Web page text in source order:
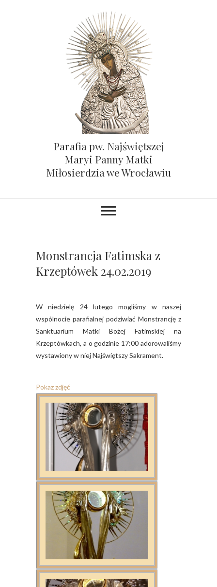
Parafia pw. Najświętszej
Maryi Panny Matki
Miłosierdzia we Wrocławiu
Monstrancja Fatimska z
Krzeptówek 24.02.2019
W niedzielę 24 lutego mogliśmy w naszej
wspólnocie parafialnej podziwiać Monstrancję z
Sanktuarium Matki Bożej Fatimskiej na
Krzeptówkach, a o godzinie 17:00 adorowaliśmy
wystawiony w niej Najświętszy Sakrament.
Pokaz zdjęć